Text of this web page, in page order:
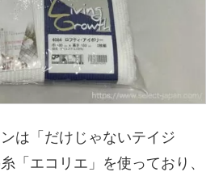
は「だけじゃないテイジ
「エコリエ」を使っており、